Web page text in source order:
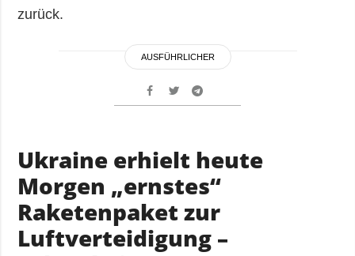
zurück.
AUSFÜHRLICHER
Ukraine erhielt heute
Morgen „ernstes“
Raketenpaket zur
Luftverteidigung –